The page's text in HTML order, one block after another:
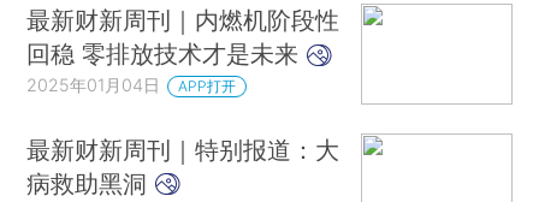
最新财新周刊｜内燃机阶段性
回稳 零排放技术才是未来
2025年01月04日 APP打开
最新财新周刊｜特别报道：大
病救助黑洞